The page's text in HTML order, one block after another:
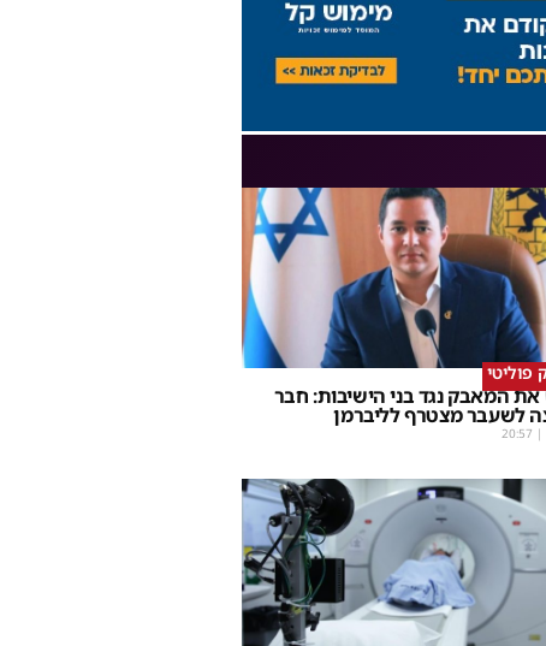
פוליטי
המאבק נגד בני הישיבות: חבר
לשעבר מצטרף לליברמן
|
20:57